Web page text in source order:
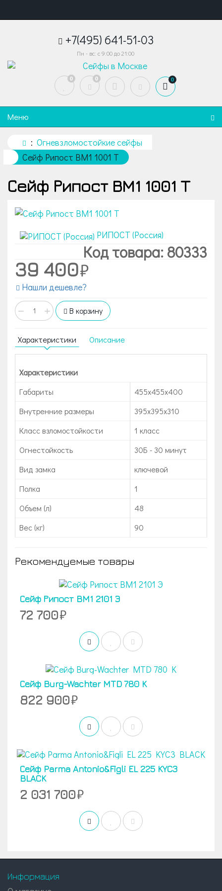
+7(495) 641-51-03
Пн - вс: с 9:00 до 21:00
0 0 0
Меню
Огневзломостойкие сейфы
Сейф Рипост BM1 1001 T
Сейф Рипост BM1 1001 T
РИПОСТ (Россия)
Код товара: 80333
39 400
Нашли дешевле?
− + В корзину
Характеристики Описание
Характеристики
Габариты
455x455x400
Внутренние размеры
395х395х310
Класс взломостойкости
1 класс
Огнестойкость
30Б - 30 минут
Вид замка
ключевой
Полка
1
Объем (л)
48
Вес (кг)
90
Рекомендуемые товары
Сейф Рипост BM1 2101 Э
72 700
Сейф Burg-Wachter MTD 780 K
822 900
Сейф Parma Antonio&Figli EL 225 KYC3
BLACK
2 031 700
Информация